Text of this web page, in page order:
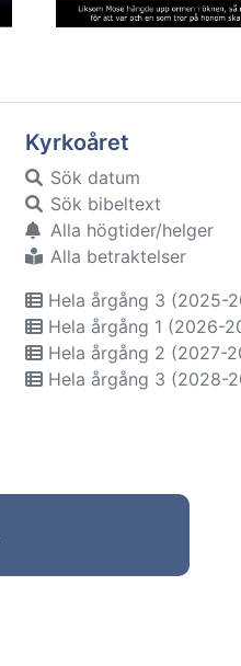
Kyrkoåret
Sök datum
Sök bibeltext
Alla högtider/helger
Alla betraktelser
Hela årgång 3 (2025-
Hela årgång 1 (2026-
Hela årgång 2 (2027-
Hela årgång 3 (2028-